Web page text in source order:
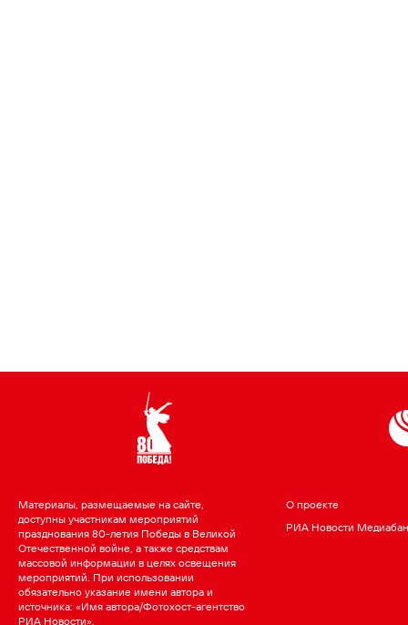
Материалы, размещаемые на сайте,
доступны участникам мероприятий
празднования 80-летия Победы в Великой
Отечественной войне, а также средствам
массовой информации в целях освещения
мероприятий. При использовании
обязательно указание имени автора и
источника: «Имя автора/Фотохост-агентство
РИА Новости».
О проекте
РИА Новости